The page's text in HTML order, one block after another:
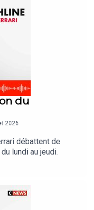
du
2026
débattent de
lundi au jeudi.